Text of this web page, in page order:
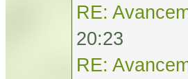
RE:
20:23
RE: